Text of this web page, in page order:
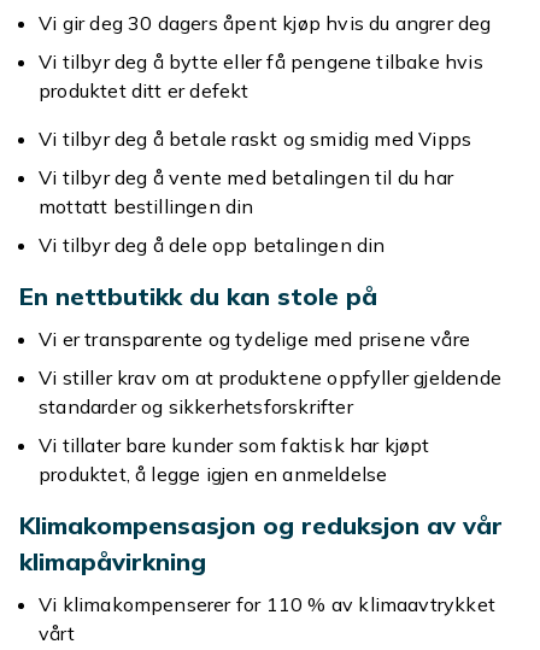
Vi gir deg 30 dagers åpent kjøp hvis du angrer deg
Vi tilbyr deg å bytte eller få pengene tilbake hvis
produktet ditt er defekt
Vi tilbyr deg å betale raskt og smidig med Vipps
Vi tilbyr deg å vente med betalingen til du har
mottatt bestillingen din
Vi tilbyr deg å dele opp betalingen din
En nettbutikk du kan stole på
Vi er transparente og tydelige med prisene våre
Vi stiller krav om at produktene oppfyller gjeldende
standarder og sikkerhetsforskrifter
Vi tillater bare kunder som faktisk har kjøpt
produktet, å legge igjen en anmeldelse
Klimakompensasjon og reduksjon av vår
klimapåvirkning
Vi klimakompenserer for 110 % av klimaavtrykket
vårt